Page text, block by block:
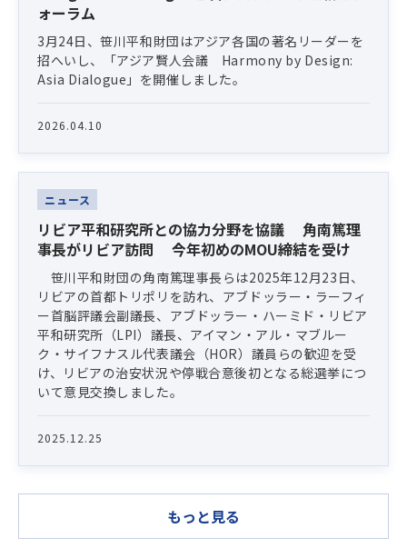
ォーラム
3月24日、笹川平和財団はアジア各国の著名リーダーを
招へいし、「アジア賢人会議 Harmony by Design:
Asia Dialogue」を開催しました。
2026.04.10
ニュース
リビア平和研究所との協力分野を協議 角南篤理
事長がリビア訪問 今年初めのMOU締結を受け
笹川平和財団の角南篤理事長らは2025年12月23日、
リビアの首都トリポリを訪れ、アブドッラー・ラーフィ
ー首脳評議会副議長、アブドッラー・ハーミド・リビア
平和研究所（LPI）議長、アイマン・アル・マブルー
ク・サイフナスル代表議会（HOR）議員らの歓迎を受
け、リビアの治安状況や停戦合意後初となる総選挙につ
いて意見交換しました。
2025.12.25
もっと見る